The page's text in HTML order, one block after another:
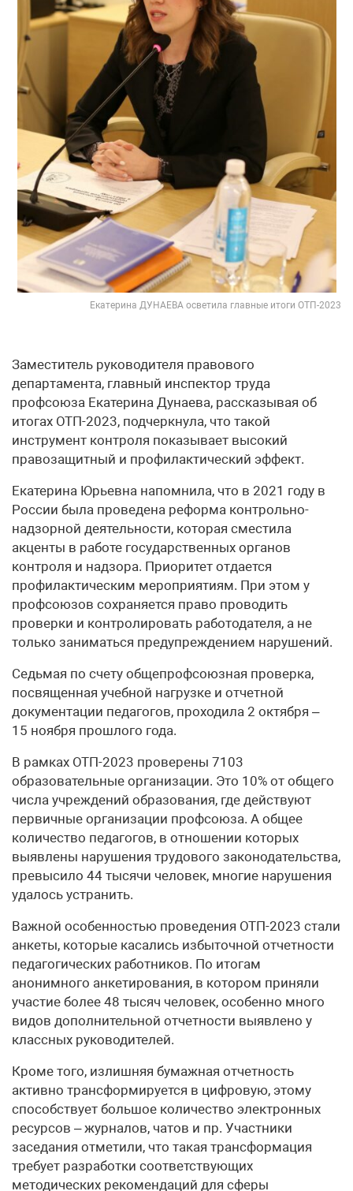
Екатерина ДУНАЕВА осветила главные итоги ОТП-2023
Заместитель руководителя правового
департамента, главный инспектор труда
профсоюза Екатерина Дунаева, рассказывая об
итогах ОТП-2023, подчеркнула, что такой
инструмент контроля показывает высокий
правозащитный и профилактический эффект.
Екатерина Юрьевна напомнила, что в 2021 году в
России была проведена реформа контрольно-
надзорной деятельности, которая сместила
акценты в работе государственных органов
контроля и надзора. Приоритет отдается
профилактическим мероприятиям. При этом у
профсоюзов сохраняется право проводить
проверки и контролировать работодателя, а не
только заниматься предупреждением нарушений.
Седьмая по счету общепрофсоюзная проверка,
посвященная учебной нагрузке и отчетной
документации педагогов, проходила 2 октября –
15 ноября прошлого года.
В рамках ОТП-2023 проверены 7103
образовательные организации. Это 10% от общего
числа учреждений образования, где действуют
первичные организации профсоюза. А общее
количество педагогов, в отношении которых
выявлены нарушения трудового законодательства,
превысило 44 тысячи человек, многие нарушения
удалось устранить.
Важной особенностью проведения ОТП-2023 стали
анкеты, которые касались избыточной отчетности
педагогических работников. По итогам
анонимного анкетирования, в котором приняли
участие более 48 тысяч человек, особенно много
видов дополнительной отчетности выявлено у
классных руководителей.
Кроме того, излишняя бумажная отчетность
активно трансформируется в цифровую, этому
способствует большое количество электронных
ресурсов – журналов, чатов и пр. Участники
заседания отметили, что такая трансформация
требует разработки соответствующих
методических рекомендаций для сферы